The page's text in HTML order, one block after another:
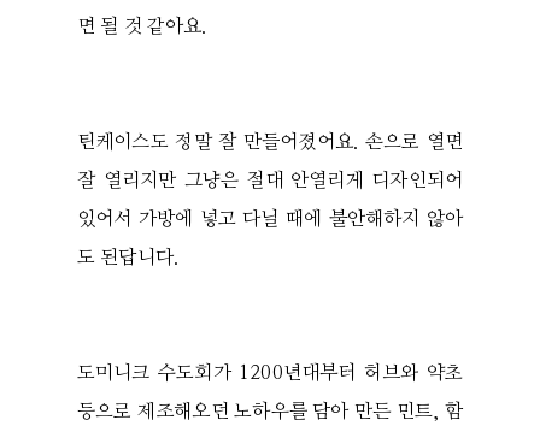
면 될 것 같아요.
틴케이스도 정말 잘 만들어졌어요. 손으로 열면
잘 열리지만 그냥은 절대 안열리게 디자인되어
있어서 가방에 넣고 다닐 때에 불안해하지 않아
도 된답니다.
도미니크 수도회가 1200년대부터 허브와 약초
등으로 제조해오던 노하우를 담아 만든 민트, 함